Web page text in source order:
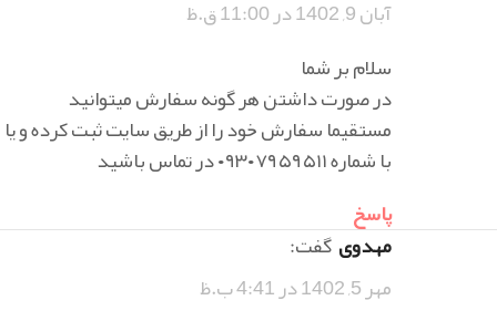
آبان 9, 1402 در 11:00 ق.ظ
سلام بر شما
در صورت داشتن هر گونه سفارش میتوانید
مستقیما سفارش خود را از طریق سایت ثبت کرده و یا
با شماره ۰۹۳۰۷۹۵۹۵۱۱ در تماس باشید
پاسخ
مهدویگفت:
مهر 5, 1402 در 4:41 ب.ظ